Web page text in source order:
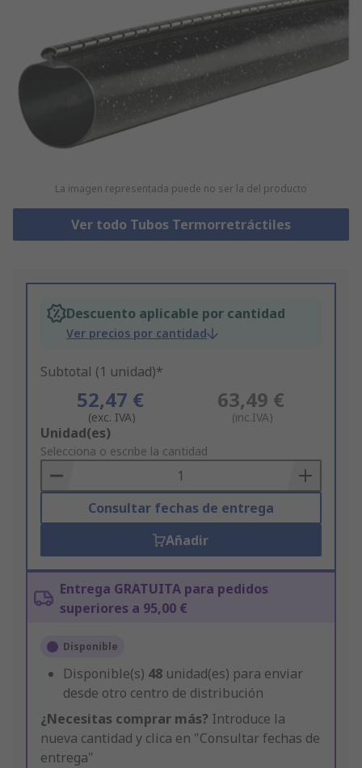
La imagen representada puede no ser la del producto
Ver todo Tubos Termorretráctiles
Descuento aplicable por cantidad
Ver precios por cantidad
Subtotal (1 unidad)*
52,47 €
(exc. IVA)
63,49 €
(inc.IVA)
Add
to
Basket
Unidad(es)
Selecciona o escribe la cantidad
Consultar fechas de entrega
Añadir
Entrega GRATUITA para pedidos
superiores a 95,00 €
Disponible
Disponible(s) 48 unidad(es) para enviar
desde otro centro de distribución
¿Necesitas comprar más? Introduce la
nueva cantidad y clica en "Consultar fechas de
entrega"